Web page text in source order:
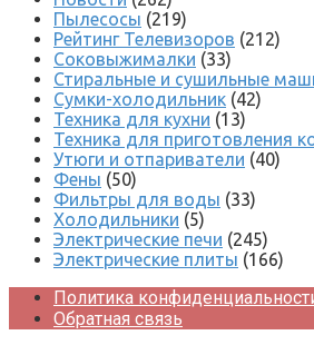
Пылесосы (219)
Рейтинг Телевизоров (212)
Соковыжималки (33)
Стиральные и сушильные
Сумки-холодильник (42)
Техника для кухни (13)
Техника для приготовления
Утюги и отпариватели (40)
Фены (50)
Фильтры для воды (33)
Холодильники (5)
Электрические печи (245)
Электрические плиты (166)
Политика
Обратная связь